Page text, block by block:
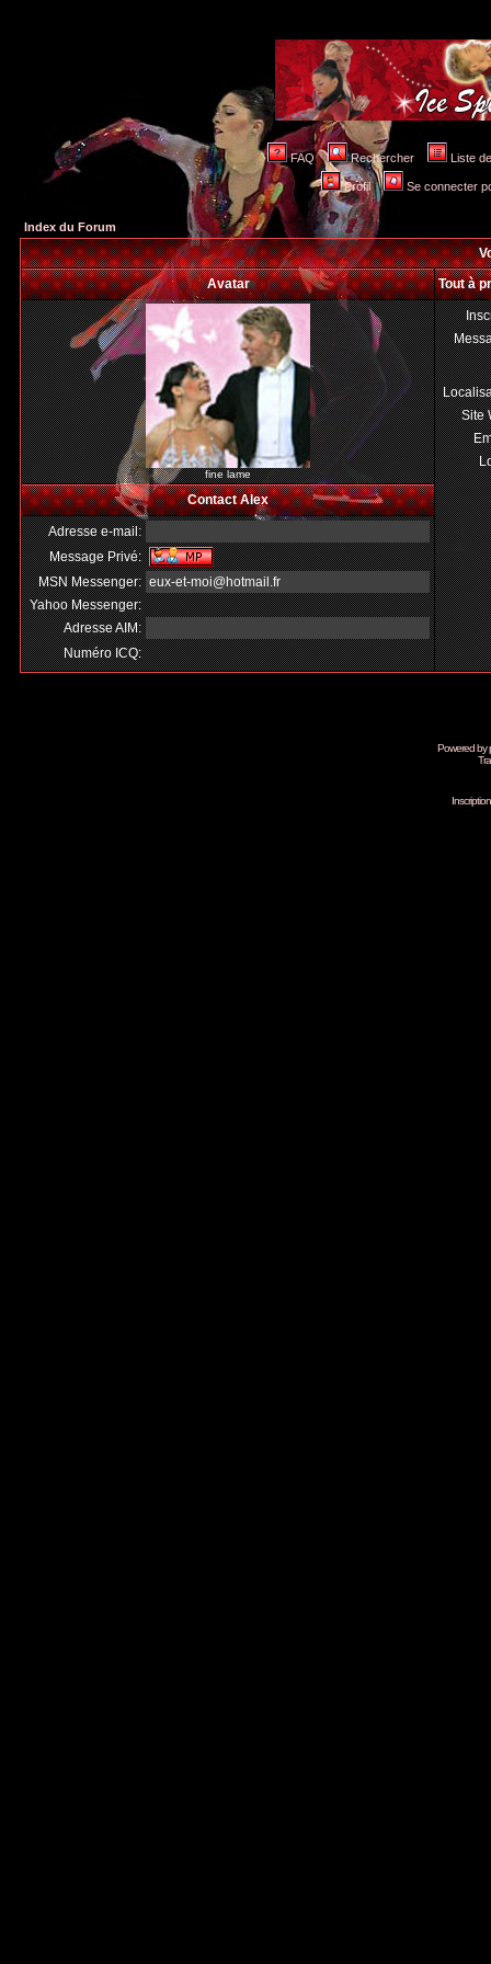
FAQ Rechercher Liste
Profil Se connecter
Index du Forum
Avatar
Tout à
fine lame
Site
Contact Alex
Adresse e-mail:
Message Privé:
MSN Messenger: eux-et-moi@hotmail.fr
Yahoo Messenger:
Adresse AIM:
Numéro ICQ:
Powered by